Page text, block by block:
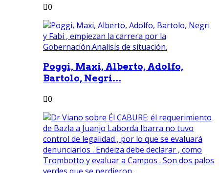
0
Poggi, Maxi, Alberto, Adolfo,
Bartolo, Negri...
0